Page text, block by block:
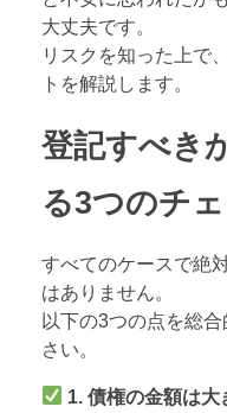
大丈夫です。
リスクを知った上で
トを解説します。
登記すべき
る3つのチ
すべてのケースで絶
はありません。
以下の3つの点を総
さい。
1. 債権の金額は大